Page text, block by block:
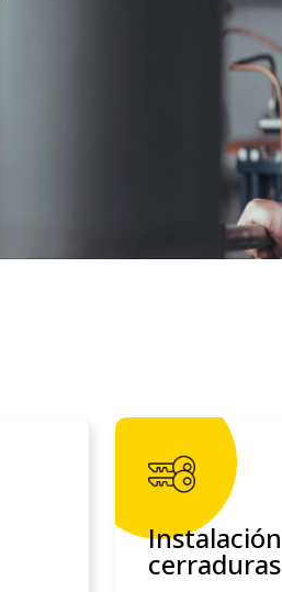
cerraduras